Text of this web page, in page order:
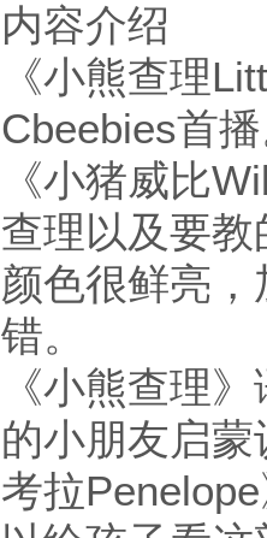
内容介绍
《小熊查理
Cbeebies首
《小猪威比
查理以及要
颜色很鲜亮
错。
《小熊查理
的小朋友启
考拉